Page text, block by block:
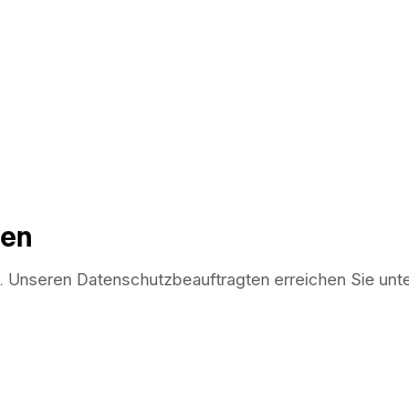
Datenschutzbeauftragten erreichen Sie